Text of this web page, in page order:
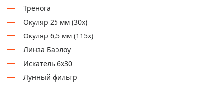
Тренога
Окуляр 25 мм (30x)
Окуляр 6,5 мм (115x)
Линза Барлоу
Искатель 6x30
Лунный фильтр